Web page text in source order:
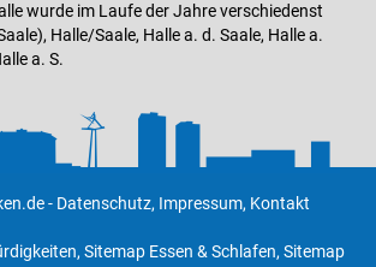
wurde im Laufe der Jahre verschiedenst
Halle/Saale, Halle a. d. Saale, Halle a.
a. S.
- Datenschutz, Impressum, Kontakt
, Sitemap Essen & Schlafen, Sitemap